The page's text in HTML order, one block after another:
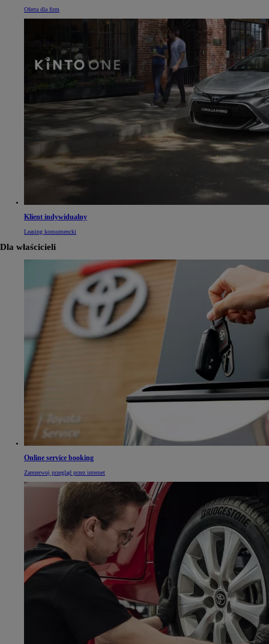
Oferta dla firm
Klient indywidualny
Leasing konsumencki
Dla właścicieli
Online service booking
Zarezerwuj przegląd przez internet